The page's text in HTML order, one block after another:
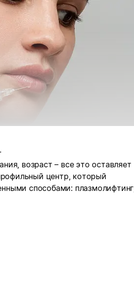
возраст – все это оставляет
центр, который
способами: плазмолифтинг,